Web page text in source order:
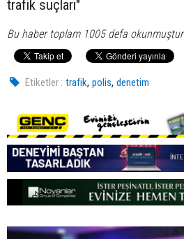
trafik suçları"
Bu haber toplam 1005 defa okunmuştur
Etiketler : trafik,polis,denetim